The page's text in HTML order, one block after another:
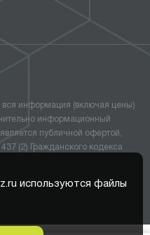
используются файлы
информация (включая цены)
информационный
публичной офертой,
(2) Гражданского кодекса